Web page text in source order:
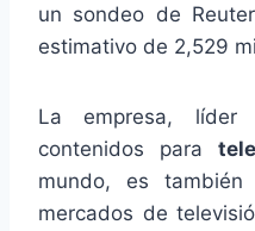
un sondeo de
estimativo de 2,529
La empresa,
contenidos para
mundo, es
mercados de